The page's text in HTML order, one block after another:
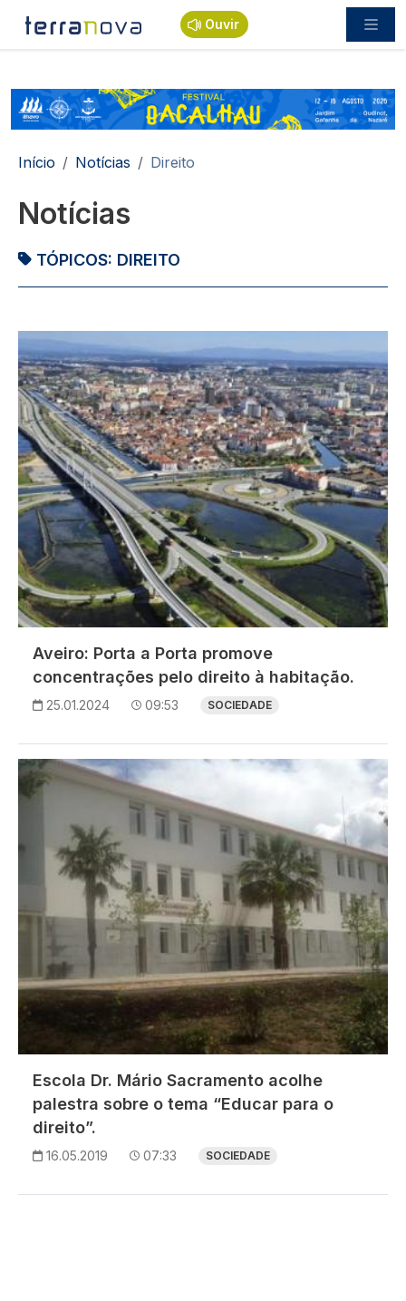
Passar para o conteúdo principal
Ouvir
Navegação estrutural
Início Notícias Direito
Notícias
TÓPICOS: DIREITO
Imagem
Aveiro: Porta a Porta promove
concentrações pelo direito à habitação.
25.01.2024 09:53 SOCIEDADE
Imagem
Escola Dr. Mário Sacramento acolhe
palestra sobre o tema “Educar para o
direito”.
16.05.2019 07:33 SOCIEDADE